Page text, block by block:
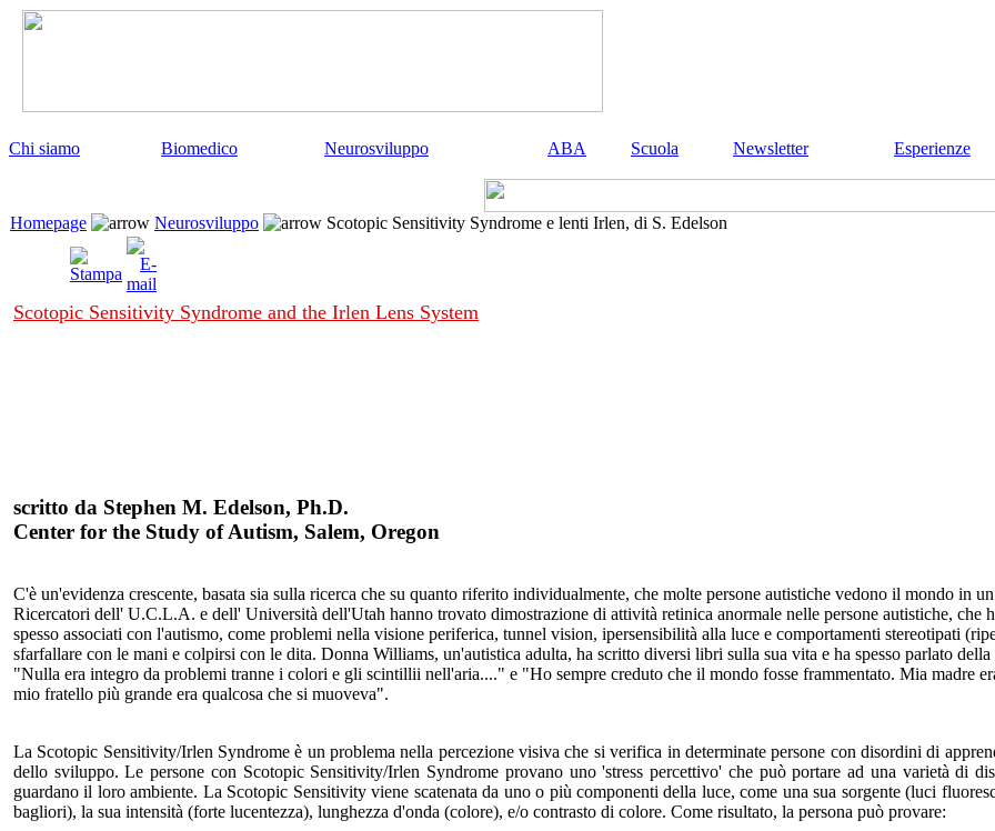
Chi siamo Biomedico Neurosviluppo ABA Scuola Newsletter Esperienze
Homepage Neurosviluppo Scotopic Sensitivity Syndrome e lenti Irlen, di S. Edelson
Scotopic Sensitivity Syndrome and the Irlen Lens System
scritto da Stephen M. Edelson, Ph.D.
Center for the Study of Autism, Salem, Oregon
C'è un'evidenza crescente, basata sia sulla ricerca che su quanto riferito individualmente, che molte persone autistiche vedono il mondo in
Ricercatori dell' U.C.L.A. e dell' Università dell'Utah hanno trovato dimostrazione di attività retinica anormale nelle persone autistiche, che
spesso associati con l'autismo, come problemi nella visione periferica, tunnel vision, ipersensibilità alla luce e comportamenti stereotipati
sfarfallare con le mani e colpirsi con le dita. Donna Williams, un'autistica adulta, ha scritto diversi libri sulla sua vita e ha spesso parlato
"Nulla era integro da problemi tranne i colori e gli scintillii nell'aria...." e "Ho sempre creduto che il mondo fosse frammentato. Mia madre
mio fratello più grande era qualcosa che si muoveva".
La Scotopic Sensitivity/Irlen Syndrome è un problema nella percezione visiva che si verifica in determinate persone con disordini di
dello sviluppo. Le persone con Scotopic Sensitivity/Irlen Syndrome provano uno 'stress percettivo' che può portare ad una varietà di
guardano il loro ambiente. La Scotopic Sensitivity viene scatenata da uno o più componenti della luce, come una sua sorgente (luci
bagliori), la sua intensità (forte lucentezza), lunghezza d'onda (colore), e/o contrasto di colore. Come risultato, la persona può provare: